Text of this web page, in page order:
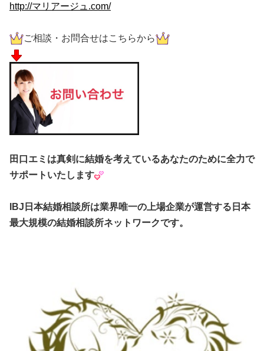
http://マリアージュ.com/
ご相談・お問合せはこちらから
田口エミは真剣に結婚を考えているあなたのために全力で
サポートいたします
IBJ日本結婚相談所は業界唯一の上場企業が運営する日本
最大規模の結婚相談所ネットワークです。